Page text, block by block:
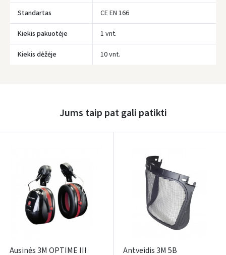
Standartas CE EN 166
Kiekis pakuotėje 1 vnt.
Kiekis dėžėje 10 vnt.
Jums taip pat gali patikti
Ausinės 3M OPTIME III
Antveidis 3M 5B
Pamiršote slaptažodį?
Google